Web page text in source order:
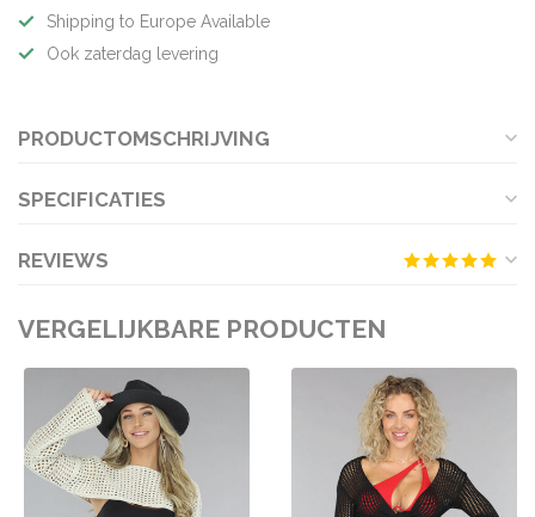
Shipping to Europe Available
Ook zaterdag levering
PRODUCTOMSCHRIJVING
SPECIFICATIES
REVIEWS
VERGELIJKBARE PRODUCTEN